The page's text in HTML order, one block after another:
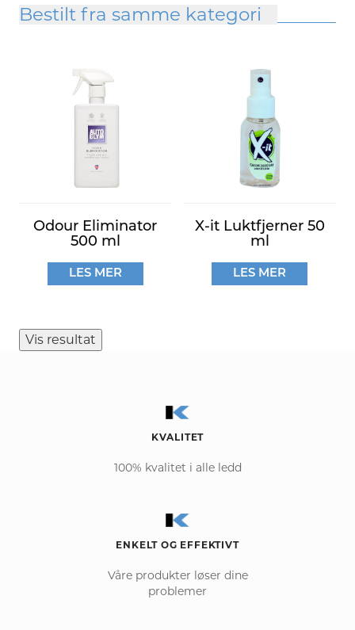
Bestilt fra samme kategori
Odour Eliminator
500 ml
LES MER
X-it Luktfjerner 50
ml
LES MER
Vis resultat
KVALITET
100% kvalitet i alle ledd
ENKELT OG EFFEKTIVT
Våre produkter løser dine
problemer